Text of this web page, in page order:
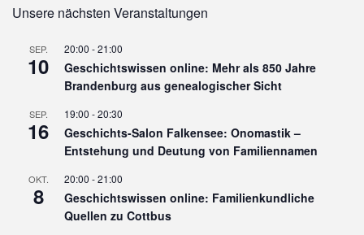
Unsere nächsten Veranstaltungen
SEP.
10
20:00 -21:00
Geschichtswissen online: Mehr als 850 Jahre
Brandenburg aus genealogischer Sicht
SEP.
16
19:00 -20:30
Geschichts-Salon Falkensee: Onomastik –
Entstehung und Deutung von Familiennamen
OKT.
8
20:00 -21:00
Geschichtswissen online: Familienkundliche
Quellen zu Cottbus